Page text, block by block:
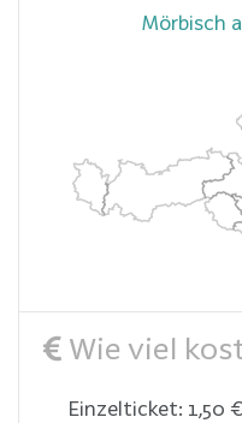
Mörbisch
Wie viel
Einzelticket: 1,50 €